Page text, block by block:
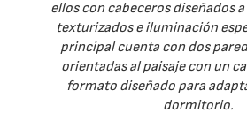
ellos con cabeceros diseñados
texturizados e iluminación
principal cuenta con dos
orientadas al paisaje con un
formato diseñado para
dormitorio.